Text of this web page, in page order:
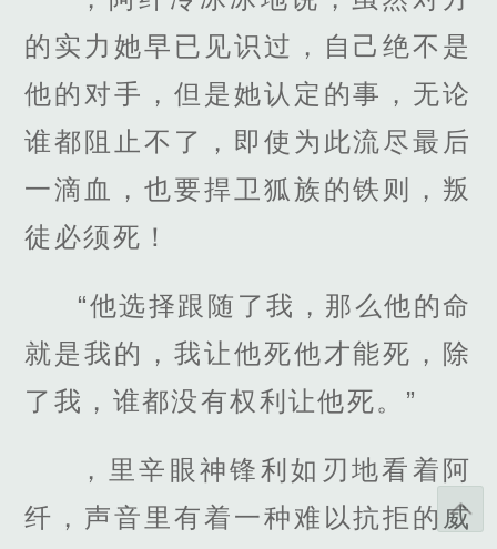
的实力她早已见识过，自己绝不是
他的对手，但是她认定的事，无论
谁都阻止不了，即使为此流尽最后
一滴血，也要捍卫狐族的铁则，叛
徒必须死！
“他选择跟随了我，那么他的命
就是我的，我让他死他才能死，除
了我，谁都没有权利让他死。”
，里辛眼神锋利如刃地看着阿
纤，声音里有着一种难以抗拒的威